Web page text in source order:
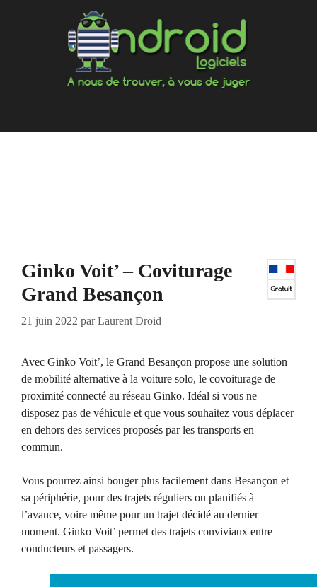
Ginko Voit’ – Coviturage
Grand Besançon
21 juin 2022 parLaurent Droid
Avec Ginko Voit’, le Grand Besançon propose une solution
de mobilité alternative à la voiture solo, le covoiturage de
proximité connecté au réseau Ginko. Idéal si vous ne
disposez pas de véhicule et que vous souhaitez vous déplacer
en dehors des services proposés par les transports en
commun.
Vous pourrez ainsi bouger plus facilement dans Besançon et
sa périphérie, pour des trajets réguliers ou planifiés à
l’avance, voire même pour un trajet décidé au dernier
moment. Ginko Voit’ permet des trajets conviviaux entre
conducteurs et passagers.